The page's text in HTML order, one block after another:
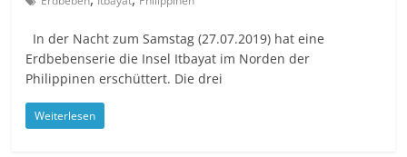
In der Nacht zum Samstag (27.07.2019) hat eine
Erdbebenserie die Insel Itbayat im Norden der
Philippinen erschüttert. Die drei
Weiterlesen